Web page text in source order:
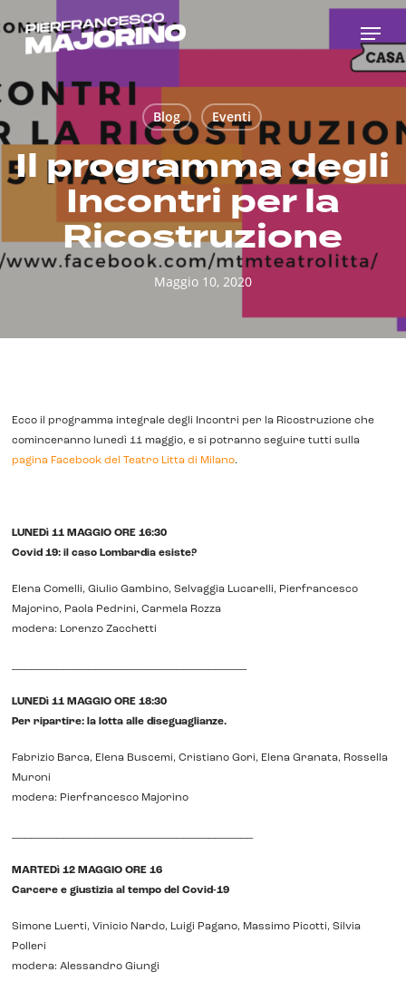
to
Menu
Blog Eventi
Il programma degli
Incontri per la
Ricostruzione
Maggio 10, 2020
Ecco il programma integrale degli Incontri per la Ricostruzione che
cominceranno lunedì 11 maggio, e si potranno seguire tutti sulla
pagina Facebook del Teatro Litta di Milano.
LUNEDì 11 MAGGIO ORE 16:30
Covid 19: il caso Lombardia esiste?
Elena Comelli, Giulio Gambino, Selvaggia Lucarelli, Pierfrancesco
Majorino, Paola Pedrini, Carmela Rozza
modera: Lorenzo Zacchetti
LUNEDì 11 MAGGIO ORE 18:30
Per ripartire: la lotta alle diseguaglianze.
Fabrizio Barca, Elena Buscemi, Cristiano Gori, Elena Granata, Rossella
Muroni
modera: Pierfrancesco Majorino
MARTEDì 12 MAGGIO ORE 16
Carcere e giustizia al tempo del Covid-19
Simone Luerti, Vinicio Nardo, Luigi Pagano, Massimo Picotti, Silvia
Polleri
modera: Alessandro Giungi